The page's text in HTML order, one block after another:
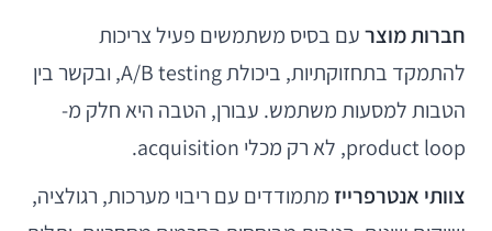
חברות מוצרעם בסיס משתמשים פעיל צריכות
להתמקד בתחזוקתיות, ביכולת A/B testing, ובקשר בין
הטבות למסעות משתמש. עבורן, הטבה היא חלק מ-
product loop, לא רק מכלי acquisition.
צוותי אנטרפרייז מתמודדים עם ריבוי מערכות, רגולציה,